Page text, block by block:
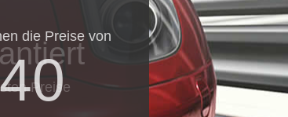
die Preise von
Preise